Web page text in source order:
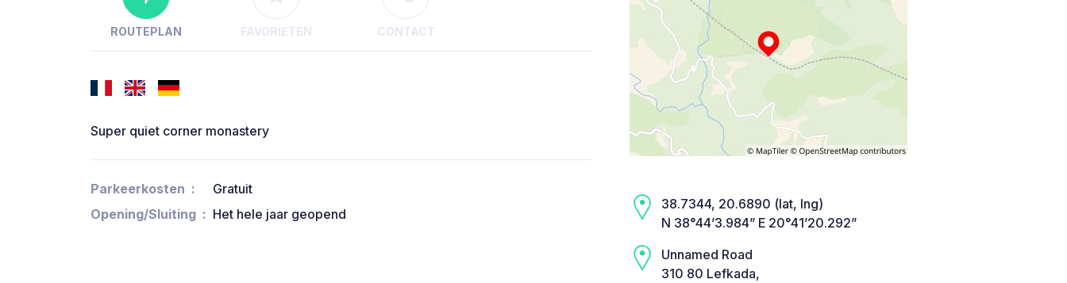
ROUTEPLAN FAVORIETEN CONTACT
Super quiet corner monastery
Parkeerkosten
Gratuit
Opening/Sluiting
Het hele jaar geopend
38.7344, 20.6890 (lat, lng)
N 38°44’3.984” E 20°41’20.292”
Unnamed Road
310 80 Lefkada,